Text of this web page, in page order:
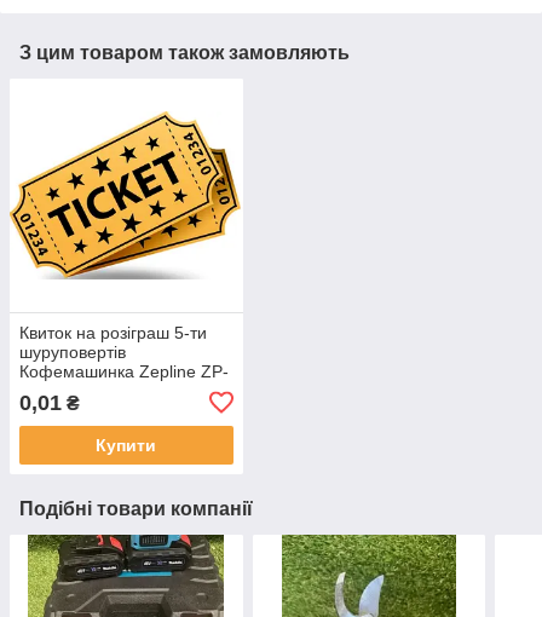
З цим товаром також замовляють
Квиток на розіграш 5-ти
шуруповертів
Кофемашинка Zepline ZP-
0,01 ₴
Купити
Подібні товари компанії